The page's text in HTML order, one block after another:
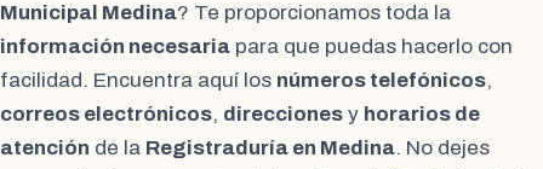
Municipal Medina? Te proporcionamos toda la
información necesaria para que puedas hacerlo con
facilidad. Encuentra aquí los números telefónicos,
correos electrónicos, direcciones y horarios de
atención de la Registraduría en Medina. No dejes